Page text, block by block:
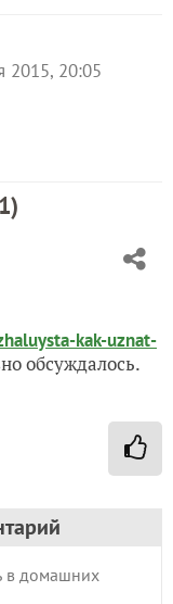
2015, 20:05
1)
kak-uznat-
обсуждалось.